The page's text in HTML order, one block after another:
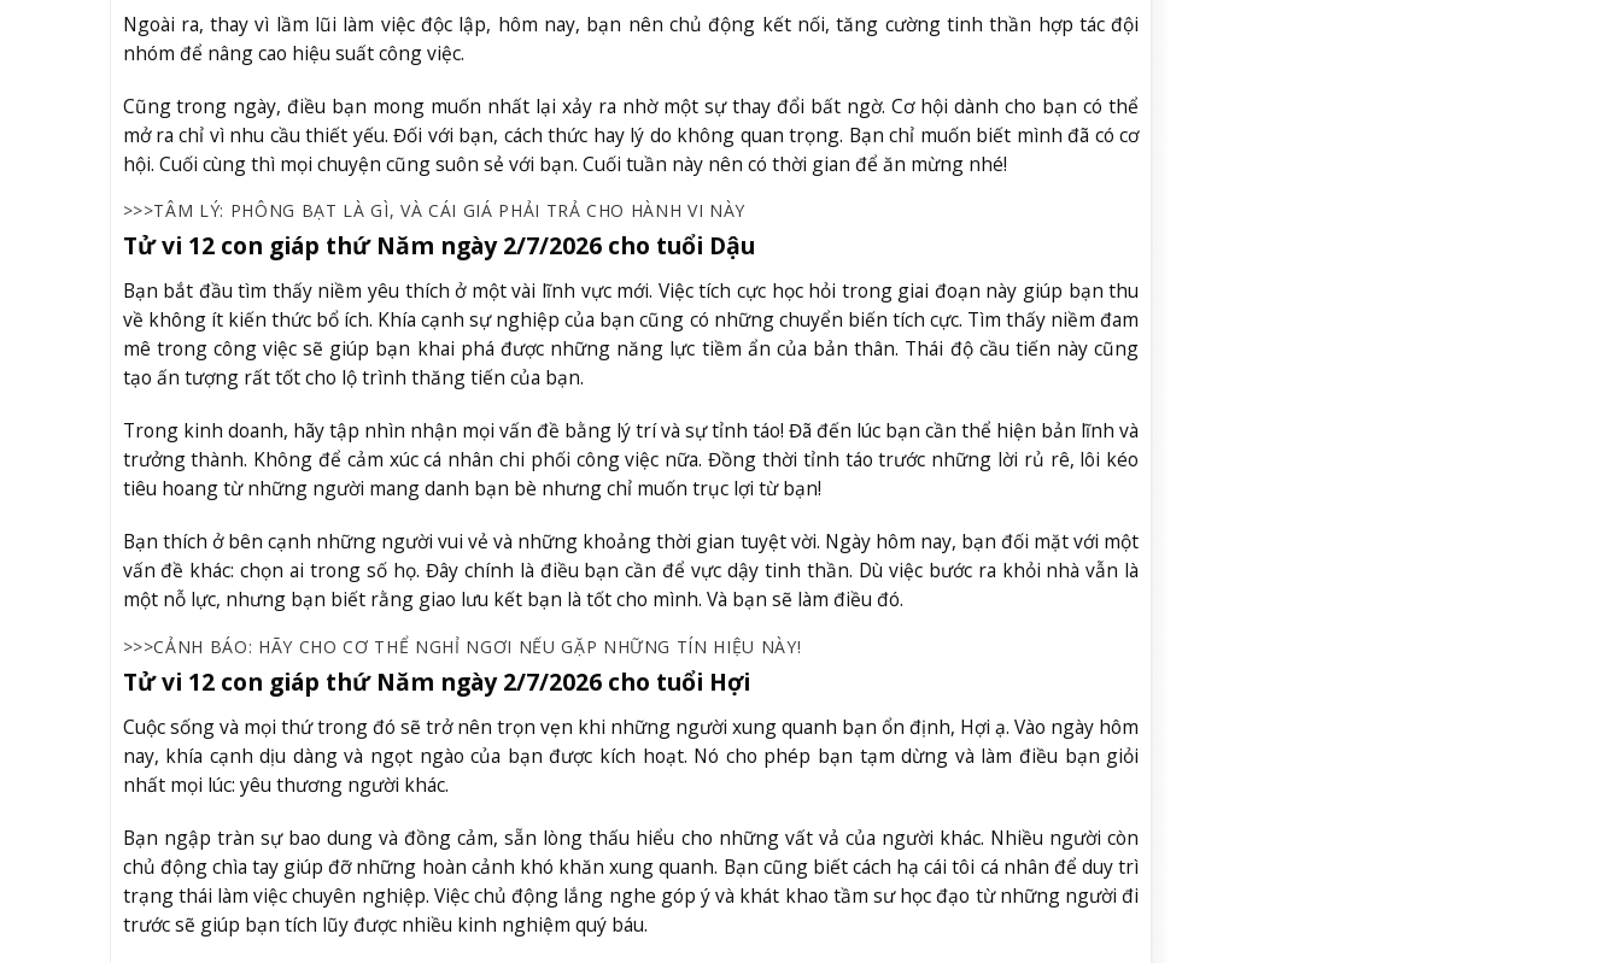
Ngoài ra, thay vì lầm lũi làm việc độc lập, hôm nay, bạn nên chủ động kết nối, tăng cường tinh thần hợp tác đội
nhóm để nâng cao hiệu suất công việc.
Cũng trong ngày, điều bạn mong muốn nhất lại xảy ra nhờ một sự thay đổi bất ngờ. Cơ hội dành cho bạn có thể
mở ra chỉ vì nhu cầu thiết yếu. Đối với bạn, cách thức hay lý do không quan trọng. Bạn chỉ muốn biết mình đã có cơ
hội. Cuối cùng thì mọi chuyện cũng suôn sẻ với bạn. Cuối tuần này nên có thời gian để ăn mừng nhé!
>>>TÂM LÝ: PHÔNG BẠT LÀ GÌ, VÀ CÁI GIÁ PHẢI TRẢ CHO HÀNH VI NÀY
Tử vi 12 con giáp thứ Năm ngày 2/7/2026 cho tuổi Dậu
Bạn bắt đầu tìm thấy niềm yêu thích ở một vài lĩnh vực mới. Việc tích cực học hỏi trong giai đoạn này giúp bạn thu
về không ít kiến thức bổ ích. Khía cạnh sự nghiệp của bạn cũng có những chuyển biến tích cực. Tìm thấy niềm đam
mê trong công việc sẽ giúp bạn khai phá được những năng lực tiềm ẩn của bản thân. Thái độ cầu tiến này cũng
tạo ấn tượng rất tốt cho lộ trình thăng tiến của bạn.
Trong kinh doanh, hãy tập nhìn nhận mọi vấn đề bằng lý trí và sự tỉnh táo! Đã đến lúc bạn cần thể hiện bản lĩnh và
trưởng thành. Không để cảm xúc cá nhân chi phối công việc nữa. Đồng thời tỉnh táo trước những lời rủ rê, lôi kéo
tiêu hoang từ những người mang danh bạn bè nhưng chỉ muốn trục lợi từ bạn!
Bạn thích ở bên cạnh những người vui vẻ và những khoảng thời gian tuyệt vời. Ngày hôm nay, bạn đối mặt với một
vấn đề khác: chọn ai trong số họ. Đây chính là điều bạn cần để vực dậy tinh thần. Dù việc bước ra khỏi nhà vẫn là
một nỗ lực, nhưng bạn biết rằng giao lưu kết bạn là tốt cho mình. Và bạn sẽ làm điều đó.
>>>CẢNH BÁO: HÃY CHO CƠ THỂ NGHỈ NGƠI NẾU GẶP NHỮNG TÍN HIỆU NÀY!
Tử vi 12 con giáp thứ Năm ngày 2/7/2026 cho tuổi Hợi
Cuộc sống và mọi thứ trong đó sẽ trở nên trọn vẹn khi những người xung quanh bạn ổn định, Hợi ạ. Vào ngày hôm
nay, khía cạnh dịu dàng và ngọt ngào của bạn được kích hoạt. Nó cho phép bạn tạm dừng và làm điều bạn giỏi
nhất mọi lúc: yêu thương người khác.
Bạn ngập tràn sự bao dung và đồng cảm, sẵn lòng thấu hiểu cho những vất vả của người khác. Nhiều người còn
chủ động chìa tay giúp đỡ những hoàn cảnh khó khăn xung quanh. Bạn cũng biết cách hạ cái tôi cá nhân để duy trì
trạng thái làm việc chuyên nghiệp. Việc chủ động lắng nghe góp ý và khát khao tầm sư học đạo từ những người đi
trước sẽ giúp bạn tích lũy được nhiều kinh nghiệm quý báu.